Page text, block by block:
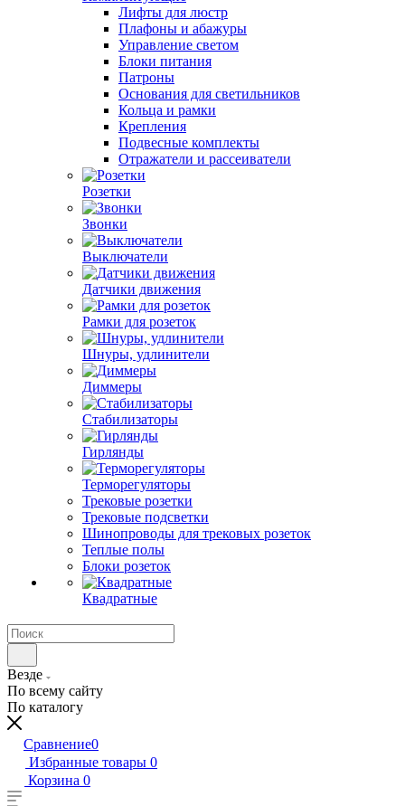
Лифты для люстр
Плафоны и абажуры
Управление светом
Блоки питания
Патроны
Основания для светильников
Кольца и рамки
Крепления
Подвесные комплекты
Отражатели и рассеиватели
Розетки
Звонки
Выключатели
Датчики движения
Рамки для розеток
Шнуры, удлинители
Диммеры
Стабилизаторы
Гирлянды
Терморегуляторы
Трековые розетки
Трековые подсветки
Шинопроводы для трековых розеток
Теплые полы
Блоки розеток
Квадратные
Везде
По всему сайту
По каталогу
Сравнение0
Избранные товары 0
Корзина 0